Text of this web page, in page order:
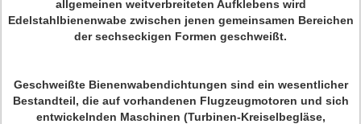
allgemeinen weitverbreiteten Aufklebens wird
Edelstahlbienenwabe zwischen jenen gemeinsamen Bereichen
der sechseckigen Formen geschweißt.
Geschweißte Bienenwabendichtungen sind ein wesentlicher
Bestandteil, die auf vorhandenen Flugzeugmotoren und sich
entwickelnden Maschinen (Turbinen-Kreiselbegläse,